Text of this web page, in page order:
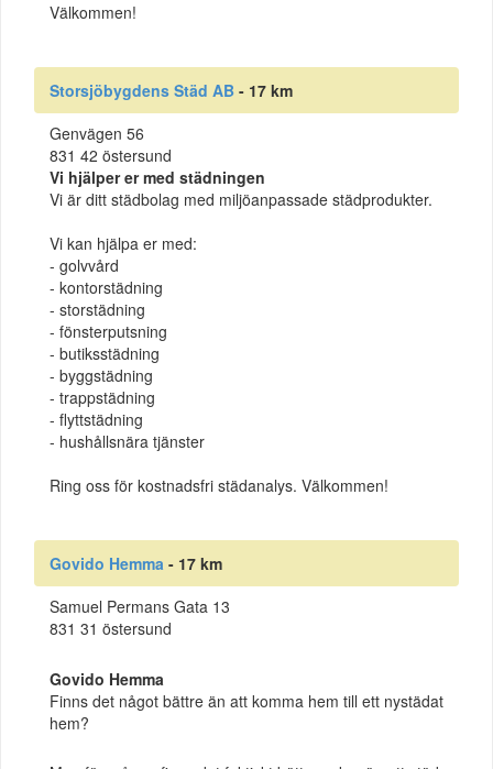
Välkommen!
Storsjöbygdens Städ AB - 17 km
Genvägen 56
831 42 östersund
Vi hjälper er med städningen
Vi är ditt städbolag med miljöanpassade städprodukter.
Vi kan hjälpa er med:
- golvvård
- kontorstädning
- storstädning
- fönsterputsning
- butiksstädning
- byggstädning
- trappstädning
- flyttstädning
- hushållsnära tjänster
Ring oss för kostnadsfri städanalys. Välkommen!
Govido Hemma - 17 km
Samuel Permans Gata 13
831 31 östersund
Govido Hemma
Finns det något bättre än att komma hem till ett nystädat
hem?